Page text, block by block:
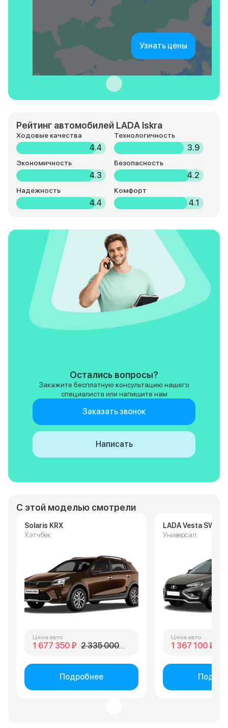
Узнать цены
Рейтинг автомобилей LADA Iskra
Ходовые качества
4.4
Технологичность
3.9
Экономичность
4.3
Безопасность
4.2
Надежность
4.4
Комфорт
4.1
С этой моделью смотрели
Solaris KRX
Хэтчбек
Цена авто
1 677 350 ₽ 2 335 000 ₽
Подробнее
LADA Vesta SW
Универсал
Цена авто
1 367 100 ₽
Остались вопросы?
Закажите бесплатную консультацию нашего
специалиста или напишите нам
Заказать звонок
Написать